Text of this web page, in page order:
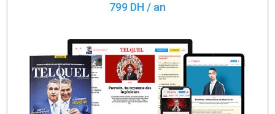
799 DH / an